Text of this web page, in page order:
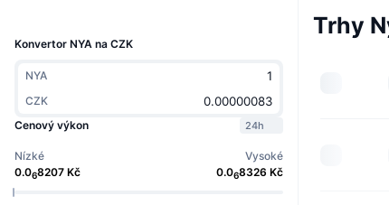
Konvertor NYA na CZK
NYA
CZK
Cenový výkon
24h
Nízké
0.068207 Kč
Vysoké
0.068326 Kč
Trhy